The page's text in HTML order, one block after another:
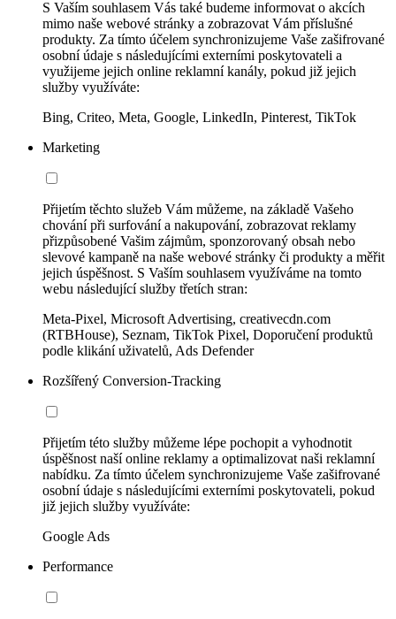
S Vaším souhlasem Vás také budeme informovat o akcích
mimo naše webové stránky a zobrazovat Vám příslušné
produkty. Za tímto účelem synchronizujeme Vaše zašifrované
osobní údaje s následujícími externími poskytovateli a
využijeme jejich online reklamní kanály, pokud již jejich
služby využíváte:
Bing, Criteo, Meta, Google, LinkedIn, Pinterest, TikTok
Marketing
Přijetím těchto služeb Vám můžeme, na základě Vašeho
chování při surfování a nakupování, zobrazovat reklamy
přizpůsobené Vašim zájmům, sponzorovaný obsah nebo
slevové kampaně na naše webové stránky či produkty a měřit
jejich úspěšnost. S Vaším souhlasem využíváme na tomto
webu následující služby třetích stran:
Meta-Pixel, Microsoft Advertising, creativecdn.com
(RTBHouse), Seznam, TikTok Pixel, Doporučení produktů
podle klikání uživatelů, Ads Defender
Rozšířený Conversion-Tracking
Přijetím této služby můžeme lépe pochopit a vyhodnotit
úspěšnost naší online reklamy a optimalizovat naši reklamní
nabídku. Za tímto účelem synchronizujeme Vaše zašifrované
osobní údaje s následujícími externími poskytovateli, pokud
již jejich služby využíváte:
Google Ads
Performance